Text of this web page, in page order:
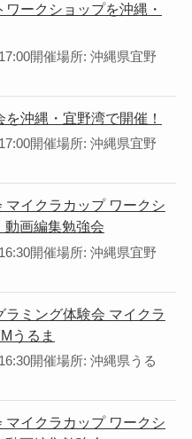
ークショップを沖縄・
開催場所: 沖縄県宜野
沖縄・宜野湾で開催！
開催場所: 沖縄県宜野
イクラカップ ワークシ
動画編集勉強会
開催場所: 沖縄県宜野
ミング体験会 マイクラ
うるま
開催場所: 沖縄県うる
イクラカップ ワークシ